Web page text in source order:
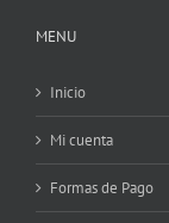
MENU
Inicio
Mi cuenta
Formas de Pago